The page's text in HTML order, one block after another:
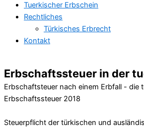
Tuerkischer Erbschein
Rechtliches
Türkisches Erbrecht
Kontakt
Erbschaftssteuer in der
Erbschaftsteuer nach einem Erbfall - die
Erbschaftssteuer 2018
Steuerpflicht der türkischen und